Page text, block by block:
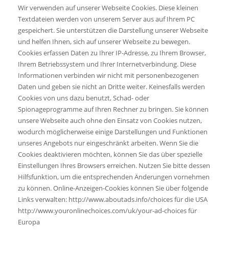
Wir verwenden auf unserer Webseite Cookies. Diese kleinen
Textdateien werden von unserem Server aus auf Ihrem PC
gespeichert. Sie unterstützen die Darstellung unserer Webseite
und helfen Ihnen, sich auf unserer Webseite zu bewegen.
Cookies erfassen Daten zu Ihrer IP-Adresse, zu Ihrem Browser,
Ihrem Betriebssystem und Ihrer Internetverbindung. Diese
Informationen verbinden wir nicht mit personenbezogenen
Daten und geben sie nicht an Dritte weiter. Keinesfalls werden
Cookies von uns dazu benutzt, Schad- oder
Spionageprogramme auf Ihren Rechner zu bringen. Sie können
unsere Webseite auch ohne den Einsatz von Cookies nutzen,
wodurch möglicherweise einige Darstellungen und Funktionen
unseres Angebots nur eingeschränkt arbeiten. Wenn Sie die
Cookies deaktivieren möchten, können Sie das über spezielle
Einstellungen Ihres Browsers erreichen. Nutzen Sie bitte dessen
Hilfsfunktion, um die entsprechenden Änderungen vornehmen
zu können. Online-Anzeigen-Cookies können Sie über folgende
Links verwalten: http://www.aboutads.info/choices für die USA
http://www.youronlinechoices.com/uk/your-ad-choices für
Europa